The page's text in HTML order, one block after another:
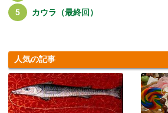
カウラ（最終回）
人気の記事